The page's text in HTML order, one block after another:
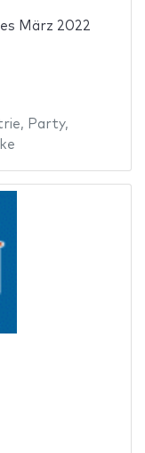
März 2022
, Party,